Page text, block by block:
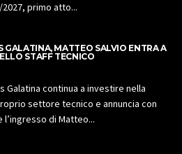
primo atto...
GALATINA, MATTEO SALVIO ENTRA A
STAFF TECNICO
Galatina continua a investire nella
settore tecnico e annuncia con
di Matteo...